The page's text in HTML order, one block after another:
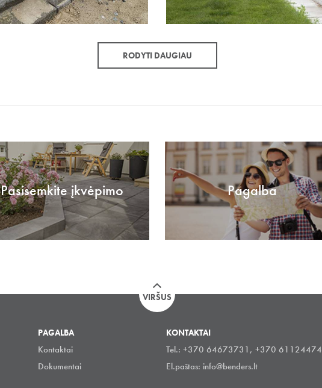
RODYTI DAUGIAU
Pasisemkite įkvėpimo Pagalba
VIRŠUS
PAGALBA
Kontaktai
Dokumentai
KONTAKTAI
Tel.: +370 64673731, +370 61124474
El.paštas: info@benders.lt